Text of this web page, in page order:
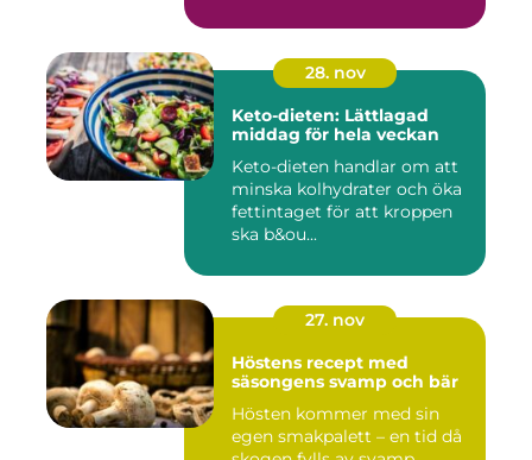
28. nov
Keto-dieten: Lättlagad
middag för hela veckan
Keto-dieten handlar om att
minska kolhydrater och öka
fettintaget för att kroppen
ska b&ou...
27. nov
Höstens recept med
säsongens svamp och bär
Hösten kommer med sin
egen smakpalett – en tid då